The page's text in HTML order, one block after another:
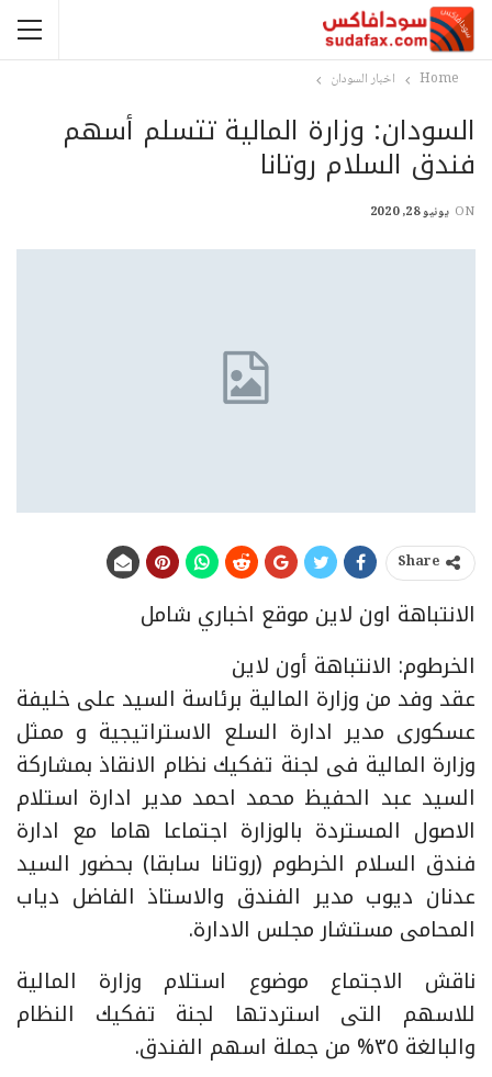
Home اخبار السودان
السودان: وزارة المالية تتسلم أسهم
فندق السلام روتانا
ON يونيو 28, 2020
Share
الانتباهة اون لاين موقع اخباري شامل
الخرطوم: الانتباهة أون لاين
عقد وفد من وزارة المالية برئاسة السيد على خليفة
عسكورى مدير ادارة السلع الاستراتيجية و ممثل
وزارة المالية فى لجنة تفكيك نظام الانقاذ بمشاركة
السيد عبد الحفيظ محمد احمد مدير ادارة استلام
الاصول المستردة بالوزارة اجتماعا هاما مع ادارة
فندق السلام الخرطوم (روتانا سابقا) بحضور السيد
عدنان ديوب مدير الفندق والاستاذ الفاضل دياب
المحامى مستشار مجلس الادارة.
ناقش الاجتماع موضوع استلام وزارة المالية
للاسهم التى استردتها لجنة تفكيك النظام
والبالغة ٣٥% من جملة اسهم الفندق.